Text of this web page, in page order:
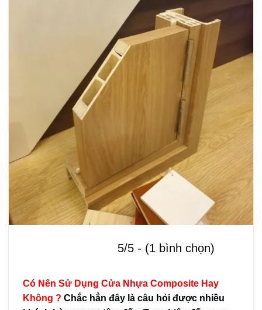
5/5 - (1 bình chọn)
Có Nên Sử Dụng Cửa Nhựa Composite Hay
Không ? Chắc hẳn đây là câu hỏi được nhiều